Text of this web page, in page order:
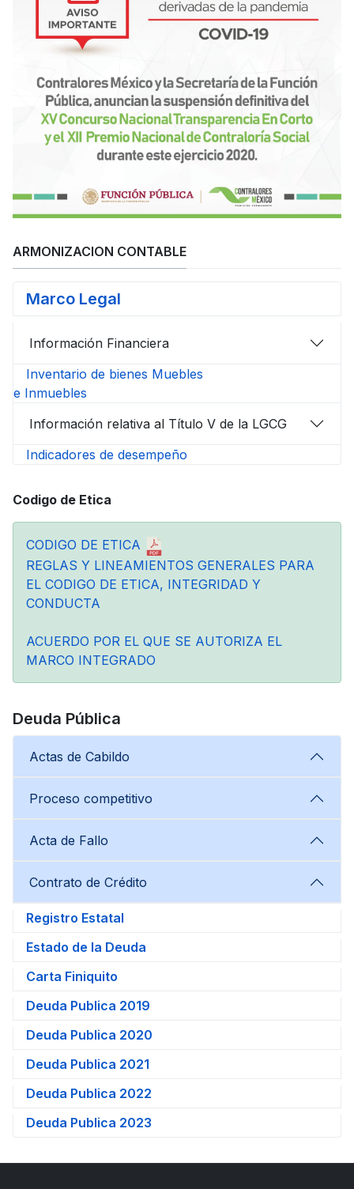
ARMONIZACION CONTABLE
Marco Legal
Información Financiera
Inventario de bienes Muebles
e Inmuebles
Información relativa al Título V de la LGCG
Indicadores de desempeño
Codigo de Etica
CODIGO DE ETICA
REGLAS Y LINEAMIENTOS GENERALES PARA
EL CODIGO DE ETICA, INTEGRIDAD Y
CONDUCTA
ACUERDO POR EL QUE SE AUTORIZA EL
MARCO INTEGRADO
Deuda Pública
Actas de Cabildo
Proceso competitivo
Acta de Fallo
Contrato de Crédito
Registro Estatal
Estado de la Deuda
Carta Finiquito
Deuda Publica 2019
Deuda Publica 2020
Deuda Publica 2021
Deuda Publica 2022
Deuda Publica 2023